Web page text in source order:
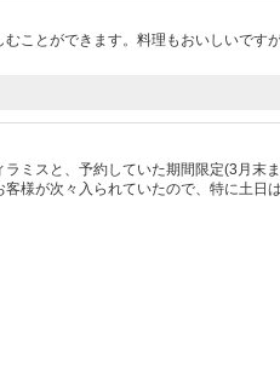
ことができます。料理もおいしいです
ミスと、予約していた期間限定(3月末
様が次々入られていたので、特に土日